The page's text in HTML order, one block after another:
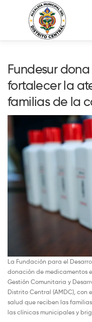
ATLAS MUNICIPAL
PORTAL DE
Buscar:
Fundesur
fortalecer la
familias de la
La Fundación para el
donación de medicamentos
Gestión Comunitaria y
Distrito Central (AMDC),
salud que reciben las
las clínicas municipales y